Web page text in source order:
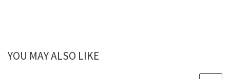
YOU MAY ALSO LIKE